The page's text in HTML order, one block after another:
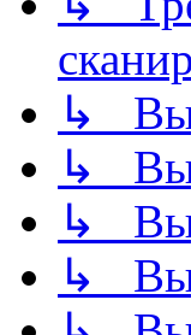
↳
↳
↳
↳